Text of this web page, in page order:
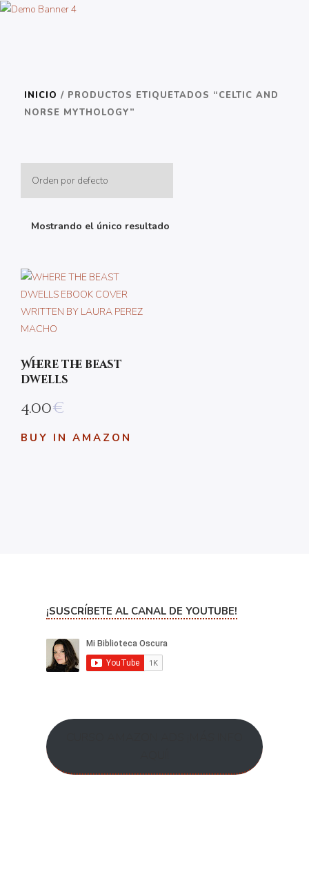
INICIO / PRODUCTOS ETIQUETADOS “CELTIC AND
NORSE MYTHOLOGY”
Mostrando el único resultado
Where the beast
dwells
4.00€
BUY IN AMAZON
¡SUSCRÍBETE AL CANAL DE YOUTUBE!